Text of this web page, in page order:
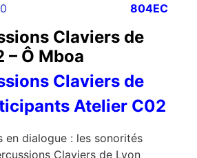
804EC
Claviers de
– Ô Mboa
Claviers de
Atelier C02
en dialogue : les sonorités
Claviers de Lyon